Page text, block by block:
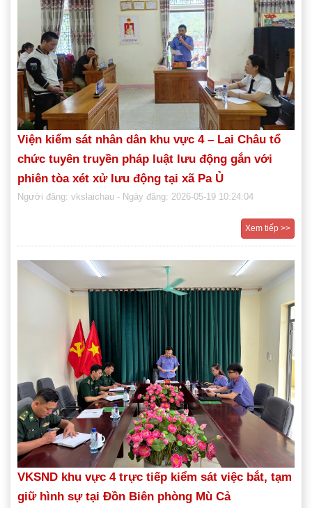
Viện kiểm sát nhân dân khu vực 4 – Lai Châu tổ
chức tuyên truyền pháp luật lưu động gắn với
phiên tòa xét xử lưu động tại xã Pa Ủ
Người đăng: vkslaichau - Ngày đăng: 2026-05-19 10:24:04
Xem tiếp >>
VKSND khu vực 4 trực tiếp kiểm sát việc bắt, tạm
giữ hình sự tại Đồn Biên phòng Mù Cả